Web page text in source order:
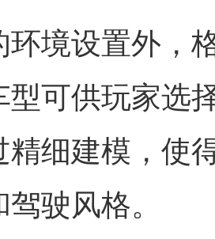
环境设置外，
可供玩家选择
精细建模，使
驶风格。